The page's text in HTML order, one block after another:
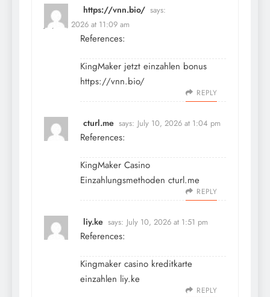
https://vnn.bio/ says:
July 10, 2026 at 11:09 am
References:
KingMaker jetzt einzahlen bonus
https://vnn.bio/
REPLY
cturl.me says: July 10, 2026 at 1:04 pm
References:
KingMaker Casino
Einzahlungsmethoden cturl.me
REPLY
liy.ke says: July 10, 2026 at 1:51 pm
References:
Kingmaker casino kreditkarte
einzahlen liy.ke
REPLY